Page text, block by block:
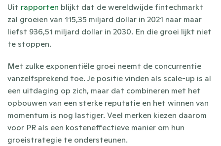
Uit rapporten blijkt dat de wereldwijde fintechmarkt
zal groeien van 115,35 miljard dollar in 2021 naar maar
liefst 936,51 miljard dollar in 2030. En die groei lijkt niet
te stoppen.
Met zulke exponentiële groei neemt de concurrentie
vanzelfsprekend toe. Je positie vinden als scale-up is al
een uitdaging op zich, maar dat combineren met het
opbouwen van een sterke reputatie en het winnen van
momentum is nog lastiger. Veel merken kiezen daarom
voor PR als een kosteneffectieve manier om hun
groeistrategie te ondersteunen.